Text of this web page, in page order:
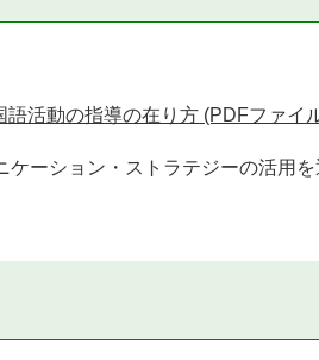
活動の指導の在り方 (PDFファイ
ーション・ストラテジーの活用